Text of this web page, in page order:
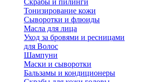
Скрабы и пилинги
Тонизирование кожи
Сыворотки и флюиды
Масла для лица
Уход за бровями и ресницами
для Волос
Шампуни
Маски и сыворотки
Бальзамы и кондиционеры